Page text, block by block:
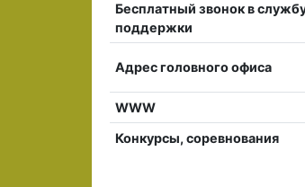
Бесплатный звонок в
поддержки
Адрес головного офиса
WWW
Конкурсы, соревнования